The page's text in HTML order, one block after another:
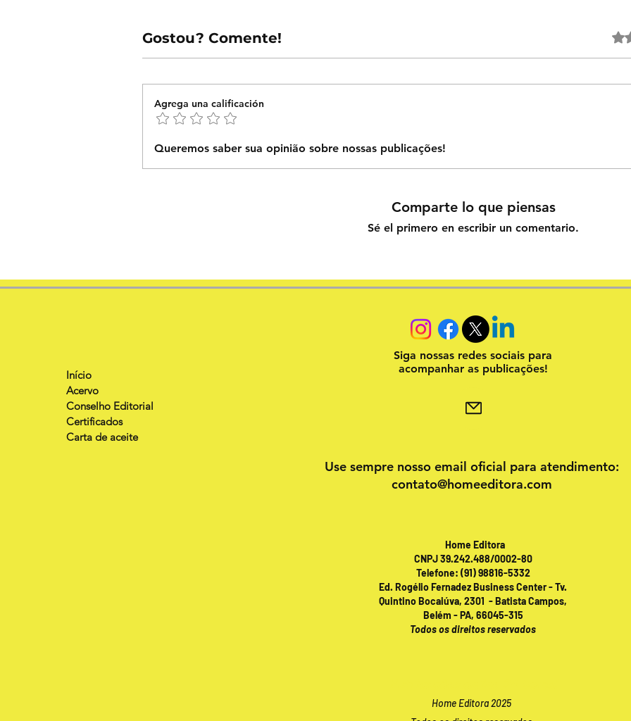
Gostou? Comente!
Agrega una calificación
Queremos saber sua opinião sobre nossas publicações!
Comparte lo que piensas
Sé el primero en escribir un comentario.
Início
Acervo
Conselho Editorial
Certificados
Carta de aceite
Siga nossas redes sociais para
acompanhar as publicações!
Use sempre nosso email oficial para atendimento:
contato@homeeditora.com
Home Editora
CNPJ 39.242.488/0002-80
Telefone: (91) 98816-5332
Ed. Rogélio Fernadez Business Center - Tv.
Quintino Bocaiúva, 2301 - Batista Campos,
Belém - PA, 66045-315
Todos os direitos reservados
Home Editora 2025